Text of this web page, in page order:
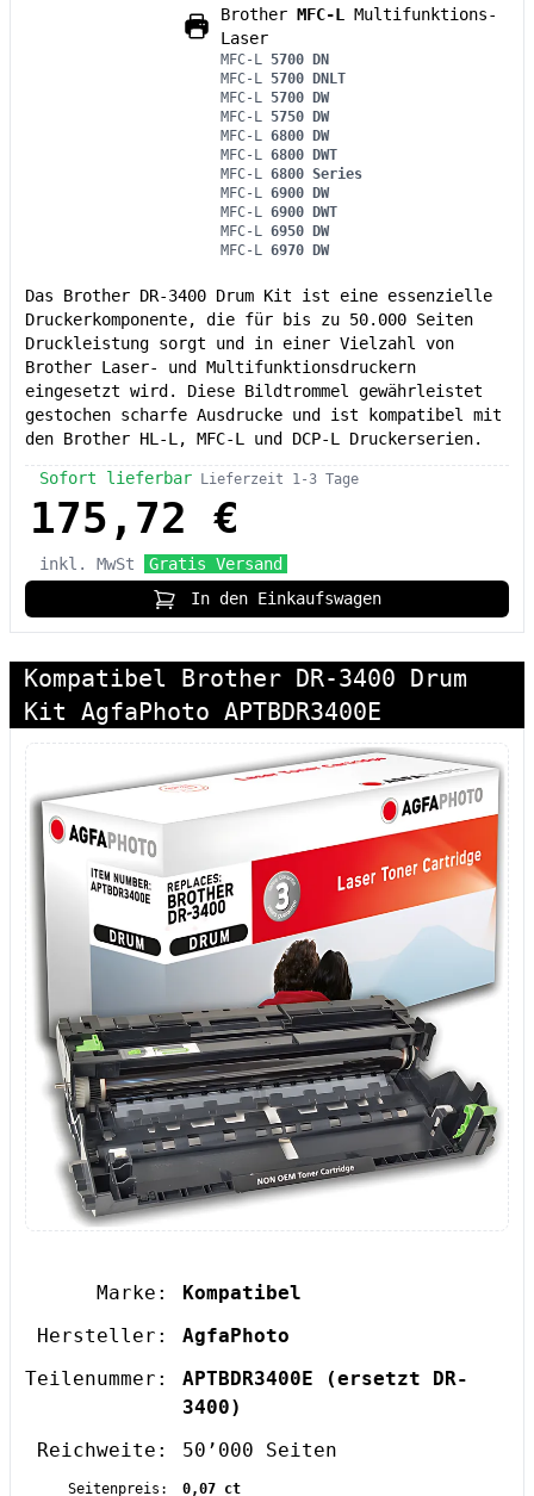
Brother MFC-L Multifunktions-
Laser
MFC-L 5700 DN
MFC-L 5700 DNLT
MFC-L 5700 DW
MFC-L 5750 DW
MFC-L 6800 DW
MFC-L 6800 DWT
MFC-L 6800 Series
MFC-L 6900 DW
MFC-L 6900 DWT
MFC-L 6950 DW
MFC-L 6970 DW
Das Brother DR-3400 Drum Kit ist eine essenzielle
Druckerkomponente, die für bis zu 50.000 Seiten
Druckleistung sorgt und in einer Vielzahl von
Brother Laser- und Multifunktionsdruckern
eingesetzt wird. Diese Bildtrommel gewährleistet
gestochen scharfe Ausdrucke und ist kompatibel mit
den Brother HL-L, MFC-L und DCP-L Druckerserien.
Sofort lieferbar Lieferzeit 1-3 Tage
175,72 €
inkl. MwSt
Gratis Versand
In den Einkaufswagen
Kompatibel Brother DR-3400 Drum
Kit AgfaPhoto APTBDR3400E
Marke:
Kompatibel
Hersteller:
AgfaPhoto
Teilenummer:
APTBDR3400E
(ersetzt DR-
3400)
Reichweite:
50’000 Seiten
Seitenpreis: 0,07 ct